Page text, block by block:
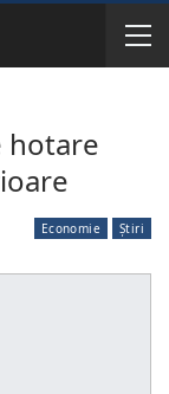
hotare
Economie Știri